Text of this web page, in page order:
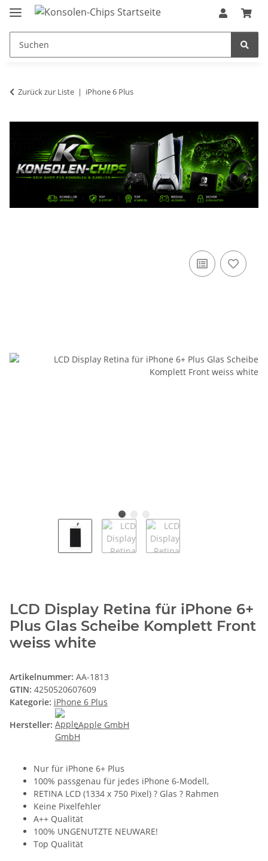
Zurück zur Liste iPhone 6 Plus
LCD Display Retina für iPhone 6+
Plus Glas Scheibe Komplett Front
weiss white
Artikelnummer: AA-1813
GTIN: 4250520607609
Kategorie: iPhone 6 Plus
Hersteller:
Apple GmbH
Nur für iPhone 6+ Plus
100% passgenau für jedes iPhone 6-Modell,
RETINA LCD (1334 x 750 Pixel) ? Glas ? Rahmen
Keine Pixelfehler
A++ Qualität
100% UNGENUTZTE NEUWARE!
Top Qualität